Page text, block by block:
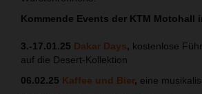
Kommende Events der KTM Motohall
3.-17.01.25 Dakar Days, kostenlose
auf die Desert-Kollektion
06.02.25 Kaffee und Bier, eine